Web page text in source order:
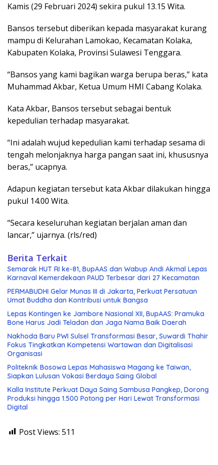
Kamis (29 Februari 2024) sekira pukul 13.15 Wita.
Bansos tersebut diberikan kepada masyarakat kurang
mampu di Kelurahan Lamokao, Kecamatan Kolaka,
Kabupaten Kolaka, Provinsi Sulawesi Tenggara.
“Bansos yang kami bagikan warga berupa beras,” kata
Muhammad Akbar, Ketua Umum HMI Cabang Kolaka.
Kata Akbar, Bansos tersebut sebagai bentuk
kepedulian terhadap masyarakat.
“Ini adalah wujud kepedulian kami terhadap sesama di
tengah melonjaknya harga pangan saat ini, khususnya
beras,” ucapnya.
Adapun kegiatan tersebut kata Akbar dilakukan hingga
pukul 14.00 Wita.
“Secara keseluruhan kegiatan berjalan aman dan
lancar,” ujarnya. (rls/red)
Berita Terkait
Semarak HUT RI ke-81, BupAAS dan Wabup Andi Akmal Lepas
Karnaval Kemerdekaan PAUD Terbesar dari 27 Kecamatan
PERMABUDHI Gelar Munas III di Jakarta, Perkuat Persatuan
Umat Buddha dan Kontribusi untuk Bangsa
Lepas Kontingen ke Jambore Nasional XII, BupAAS: Pramuka
Bone Harus Jadi Teladan dan Jaga Nama Baik Daerah
Nakhoda Baru PWI Sulsel Transformasi Besar, Suwardi Thahir
Fokus Tingkatkan Kompetensi Wartawan dan Digitalisasi
Organisasi
Politeknik Bosowa Lepas Mahasiswa Magang ke Taiwan,
Siapkan Lulusan Vokasi Berdaya Saing Global
Kalla Institute Perkuat Daya Saing Sambusa Pangkep, Dorong
Produksi hingga 1.500 Potong per Hari Lewat Transformasi
Digital
Post Views: 511